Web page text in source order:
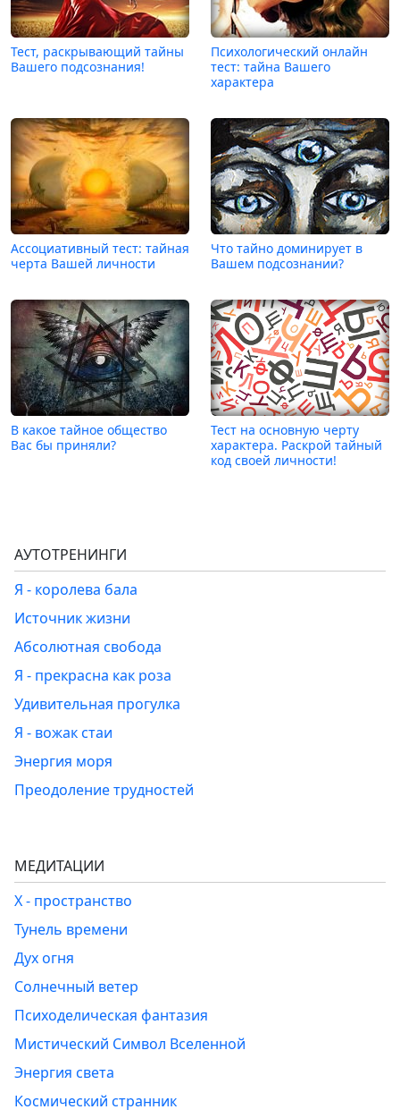
Тест, раскрывающий тайны
Вашего подсознания!
Психологический онлайн
тест: тайна Вашего
характера
Ассоциативный тест: тайная
черта Вашей личности
Что тайно доминирует в
Вашем подсознании?
В какое тайное общество
Вас бы приняли?
Тест на основную черту
характера. Раскрой тайный
код своей личности!
АУТОТРЕНИНГИ
Я - королева бала
Источник жизни
Абсолютная свобода
Я - прекрасна как роза
Удивительная прогулка
Я - вожак стаи
Энергия моря
Преодоление трудностей
МЕДИТАЦИИ
Х - пространство
Тунель времени
Дух огня
Солнечный ветер
Психоделическая фантазия
Мистический Символ Вселенной
Энергия света
Космический странник